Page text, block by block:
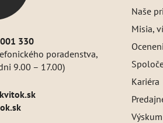
330
poradenstva,
9.00 – 17.00)
kvitok.sk
Naše
Misia,
Kariéra